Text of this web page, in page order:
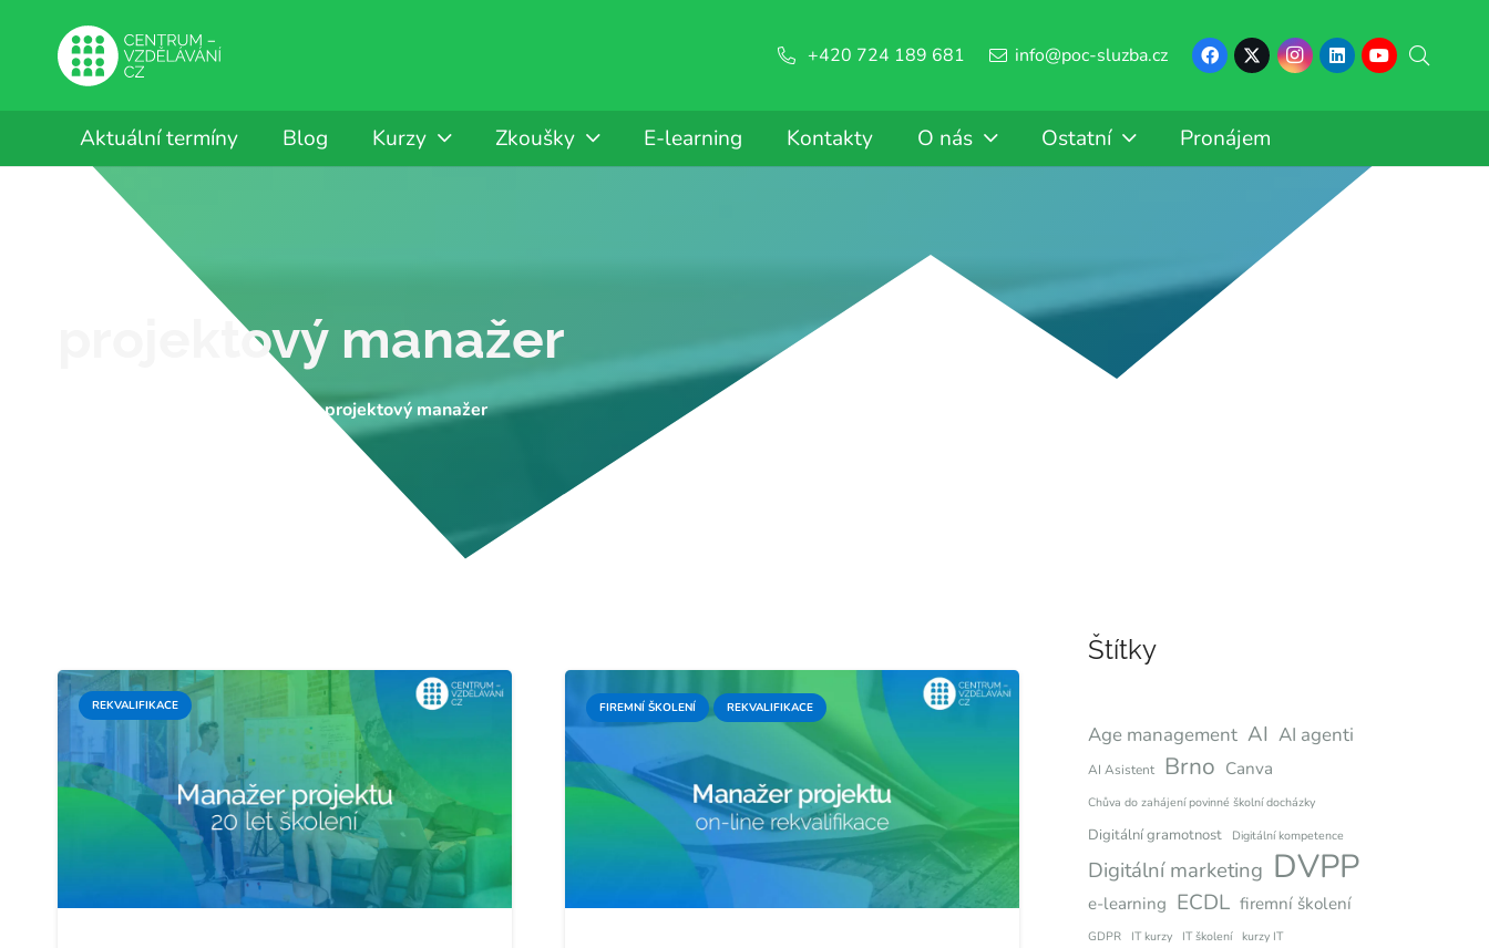
+420 724 189 681 info@poc-sluzba.cz
Aktuální termíny Blog Kurzy Zkoušky E-learning Kontakty O nás Ostatní Pronájem
projektový manažer
projektový manažer
REKVALIFIKACE FIREMNÍ ŠKOLENÍ REKVALIFIKACE
Štítky
Age management AI AI agenti
AI Asistent Brno Canva
Chůva do zahájení povinné školní docházky
Digitální gramotnost Digitální kompetence
Digitální marketing DVPP
e-learning ECDL firemní školení
GDPR IT kurzy IT školení kurzy IT